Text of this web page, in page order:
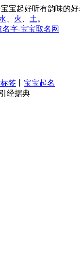
宝起好听有韵味的好
火 土 。
签
宝宝起名
经据典